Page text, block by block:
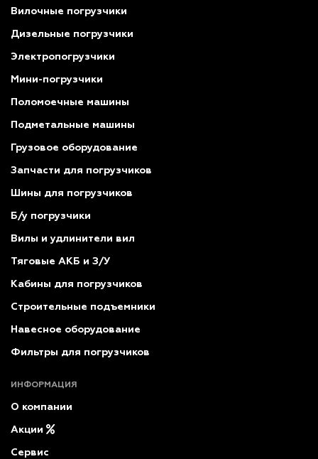
Вилочные погрузчики
Дизельные погрузчики
Электропогрузчики
Мини-погрузчики
Поломоечные машины
Подметальные машины
Грузовое оборудование
Запчасти для погрузчиков
Шины для погрузчиков
Б/у погрузчики
Вилы и удлинители вил
Тяговые АКБ и З/У
Кабины для погрузчиков
Строительные подъемники
Навесное оборудование
Фильтры для погрузчиков
ИНФОРМАЦИЯ
О компании
Акции
Сервис